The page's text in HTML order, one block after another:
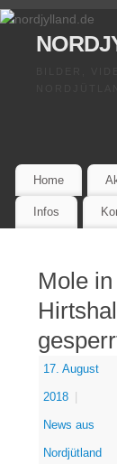
Home
Infos
Mole in
17. August
2018
News aus
Nordjütland